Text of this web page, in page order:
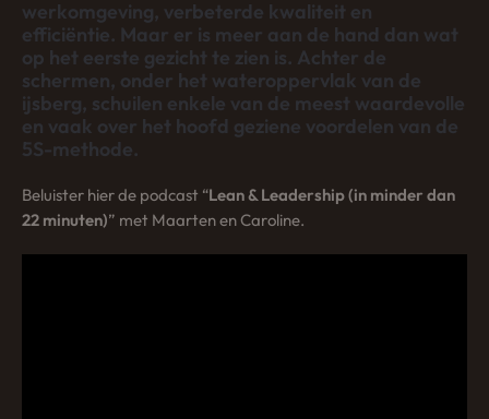
werkomgeving, verbeterde kwaliteit en
efficiëntie. Maar er is meer aan de hand dan wat
op het eerste gezicht te zien is. Achter de
schermen, onder het wateroppervlak van de
ijsberg, schuilen enkele van de meest waardevolle
en vaak over het hoofd geziene voordelen van de
5S-methode.
Beluister hier de podcast “Lean & Leadership (in minder dan
22 minuten)” met Maarten en Caroline.